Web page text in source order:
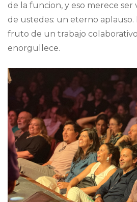
de la funcion, y eso merece ser
de ustedes: un eterno aplauso.
fruto de un trabajo
enorgullece.